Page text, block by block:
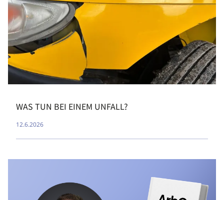
WAS TUN BEI EINEM UNFALL?
12.6.2026